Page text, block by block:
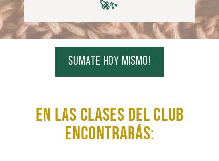
🚀✨
sumate hoy mismo!
En las clases del club
encontrarás: